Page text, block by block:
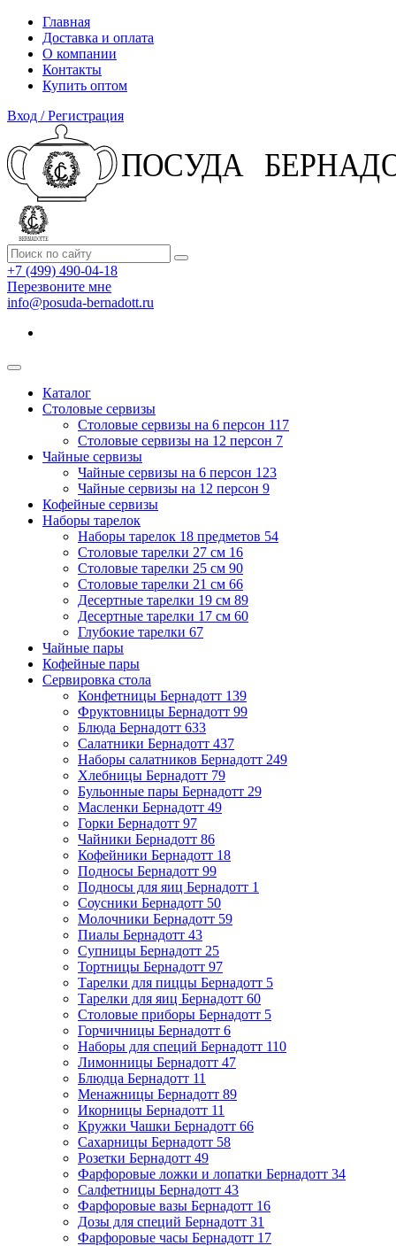
Главная
Доставка и оплата
О компании
Контакты
Купить оптом
Вход / Регистрация
+7 (499) 490-04-18
Перезвоните мне
info@posuda-bernadott.ru
Каталог
Столовые сервизы
Столовые сервизы на 6 персон 117
Столовые сервизы на 12 персон 7
Чайные сервизы
Чайные сервизы на 6 персон 123
Чайные сервизы на 12 персон 9
Кофейные сервизы
Наборы тарелок
Наборы тарелок 18 предметов 54
Столовые тарелки 27 см 16
Столовые тарелки 25 см 90
Столовые тарелки 21 см 66
Десертные тарелки 19 см 89
Десертные тарелки 17 см 60
Глубокие тарелки 67
Чайные пары
Кофейные пары
Сервировка стола
Конфетницы Бернадотт 139
Фруктовницы Бернадотт 99
Блюда Бернадотт 633
Салатники Бернадотт 437
Наборы салатников Бернадотт 249
Хлебницы Бернадотт 79
Бульонные пары Бернадотт 29
Масленки Бернадотт 49
Горки Бернадотт 97
Чайники Бернадотт 86
Кофейники Бернадотт 18
Подносы Бернадотт 99
Подносы для яиц Бернадотт 1
Соусники Бернадотт 50
Молочники Бернадотт 59
Пиалы Бернадотт 43
Супницы Бернадотт 25
Тортницы Бернадотт 97
Тарелки для пиццы Бернадотт 5
Тарелки для яиц Бернадотт 60
Столовые приборы Бернадотт 5
Горчичницы Бернадотт 6
Наборы для специй Бернадотт 110
Лимонницы Бернадотт 47
Блюдца Бернадотт 11
Менажницы Бернадотт 89
Икорницы Бернадотт 11
Кружки Чашки Бернадотт 66
Сахарницы Бернадотт 58
Розетки Бернадотт 49
Фарфоровые ложки и лопатки Бернадотт 34
Салфетницы Бернадотт 43
Фарфоровые вазы Бернадотт 16
Дозы для специй Бернадотт 31
Фарфоровые часы Бернадотт 17